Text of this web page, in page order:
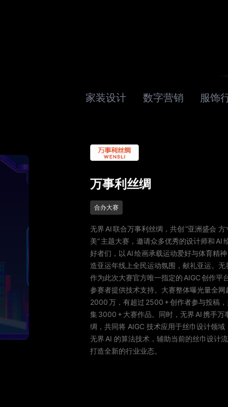
家装设计 数字营销 服饰
万事利丝绸
合办大赛
无界 AI 联合万事利丝绸，共创 “亚洲盛会 方
美” 主题大赛，邀请众多优秀的设计师和 AI
好者们，以 AI 绘画承载运动爱好与体育精神
造亚运年线上全民运动氛围，献礼亚运。无
作为此次大赛官方唯一指定的 AIGC 创作平台
参赛者提供技术支持。大赛整体曝光量全网
2000 万，有超过 2500 + 创作者参与投稿，
集 3000 + 大赛作品。同时，无界 AI 携手万
绸，共同将 AIGC 技术应用于丝巾设计领域
无界 AI 的算法技术，辅助当前的丝巾设计流
打造全新的行业业态。